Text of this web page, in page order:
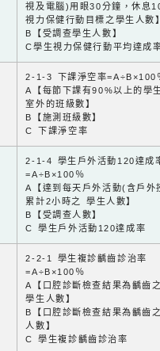
視及電腦)用眼30分鐘，休息
視力保健行動目標之學生人數
B【受調查學生人數】
C學生視力保健行動平均達成
2-1-3 下課淨空率=A÷B×100
A【每節下課有90%以上的學
室外的班級數】
B【施測班級數】
C 下課淨空率
2-1-4 學生戶外活動120達成
=A÷B×100％
A【達到每天戶外活動(含戶外
累計2小時之 學生人數】
B【受調查人數】
C 學生戶外活動120達成率
2-2-1 學生複診齲齒診治率
=A÷B×100％
A【口腔診斷檢查結果為齲齒
學生人數】
B【口腔診斷檢查結果為齲齒
人數】
C 學生複診齲齒診治率